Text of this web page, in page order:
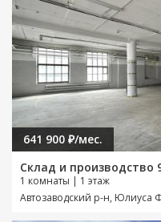
641 900 ₽/мес.
Склад и производство
1 комнаты | 1 этаж
Автозаводский р-н, Юлиуса